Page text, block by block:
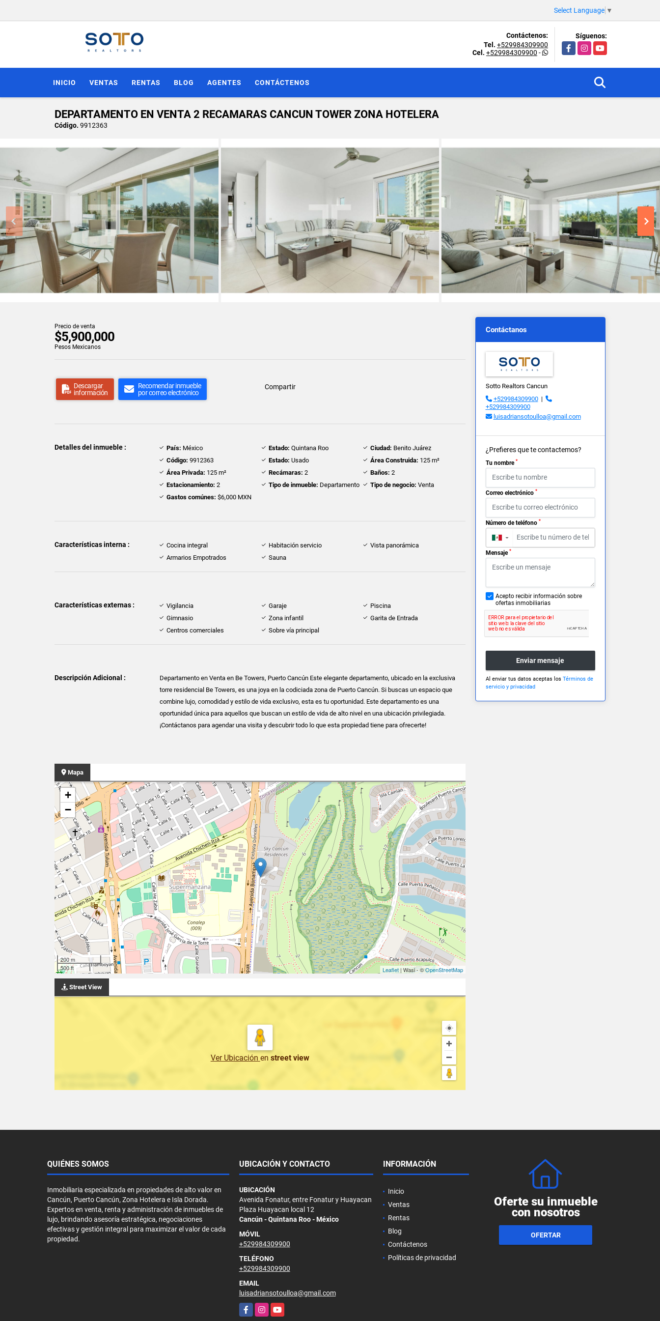
Select Language ▼
Contáctenos:
Tel. +529984309900
Cel. +529984309900 -
Síguenos:
FacebookInstagramYouTube
INICIO VENTAS RENTAS BLOG AGENTES CONTÁCTENOS
DEPARTAMENTO EN VENTA 2 RECAMARAS CANCUN TOWER ZONA HOTELERA
Código. 9912363
Precio de venta
$5,900,000
Pesos Mexicanos
Descargar
información
Recomendar inmueble
por correo electrónico
Compartir
Detalles del inmueble : País: México Estado: Quintana Roo Ciudad: Benito Juárez
Código: 9912363 Estado: Usado Área Construida: 125 m²
Área Privada: 125 m² Recámaras: 2 Baños: 2
Estacionamiento: 2 Tipo de inmueble: Departamento Tipo de negocio: Venta
Gastos comúnes: $6,000 MXN
Características interna : Cocina integral Habitación servicio
Vista panorámica
Armarios Empotrados
Sauna
Características externas : Vigilancia Garaje
Piscina
Gimnasio
Zona infantil
Garita de Entrada
Centros comerciales
Sobre vía principal
Descripción Adicional :
Departamento en Venta en Be Towers, Puerto Cancún Este elegante departamento, ubicado en la exclusiva
torre residencial Be Towers, es una joya en la codiciada zona de Puerto Cancún. Si buscas un espacio que
combine lujo, comodidad y estilo de vida exclusivo, esta es tu oportunidad. Este departamento es una
oportunidad única para aquellos que buscan un estilo de vida de alto nivel en una ubicación privilegiada.
¡Contáctanos para agendar una visita y descubrir todo lo que esta propiedad tiene para ofrecerte!
Mapa
+
−
200 m
500 ft
Leaflet| Wasi - ©OpenStreetMap
Street View
Ver Ubicación en street view
Contáctanos
Sotto Realtors Cancun
+529984309900|
+529984309900
luisadriansotoulloa@gmail.com
¿Prefieres que te contactemos?
Tu nombre *
Correo electrónico *
Número de teléfono *
▼
Mensaje *
Acepto recibir información sobre
ofertas inmobiliarias
Enviar mensaje
Al enviar tus datos aceptas los Términos de
servicio y privacidad
QUIÉNES SOMOS
Inmobiliaria especializada en propiedades de alto valor en
Cancún, Puerto Cancún, Zona Hotelera e Isla Dorada.
Expertos en venta, renta y administración de inmuebles de
lujo, brindando asesoría estratégica, negociaciones
efectivas y gestión integral para maximizar el valor de cada
propiedad.
UBICACIÓN Y CONTACTO
UBICACIÓN
Avenida Fonatur, entre Fonatur y Huayacan
Plaza Huayacan local 12
Cancún - Quintana Roo - México
MÓVIL
+529984309900
TELÉFONO
+529984309900
EMAIL
luisadriansotoulloa@gmail.com
FacebookInstagramYouTube
INFORMACIÓN
Inicio
Ventas
Rentas
Blog
Contáctenos
Políticas de privacidad
Oferte su inmueble
con nosotros
OFERTAR